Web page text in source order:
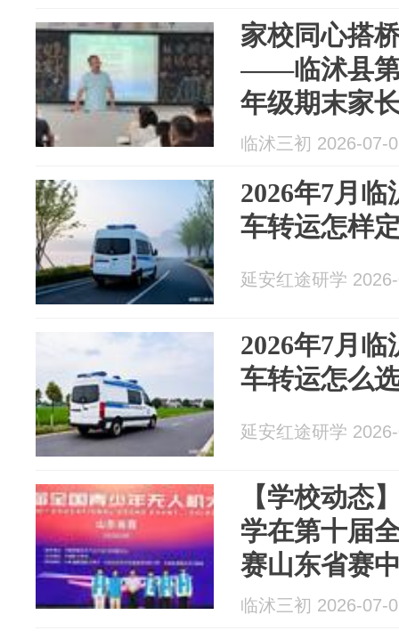
家校同心搭
——临沭县第
年级期末家
临沭三初 2026-07-
2026年7月
车转运怎样
延安红途研学
2026年7月
车转运怎么
延安红途研学
【学校动态
学在第十届
赛山东省赛
临沭三初 2026-07-